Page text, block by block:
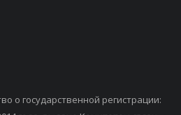
о государственной регистрации: